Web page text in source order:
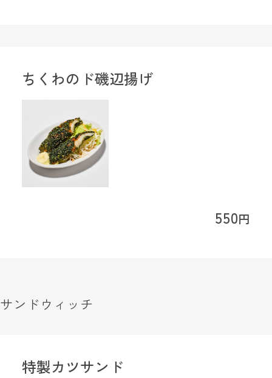
550円
ちくわのド磯辺揚げ
サンドウィッチ
特製カツサンド